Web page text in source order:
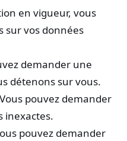
en vigueur, vous
sur vos données
demander une
détenons sur vous.
pouvez demander
inexactes.
pouvez demander